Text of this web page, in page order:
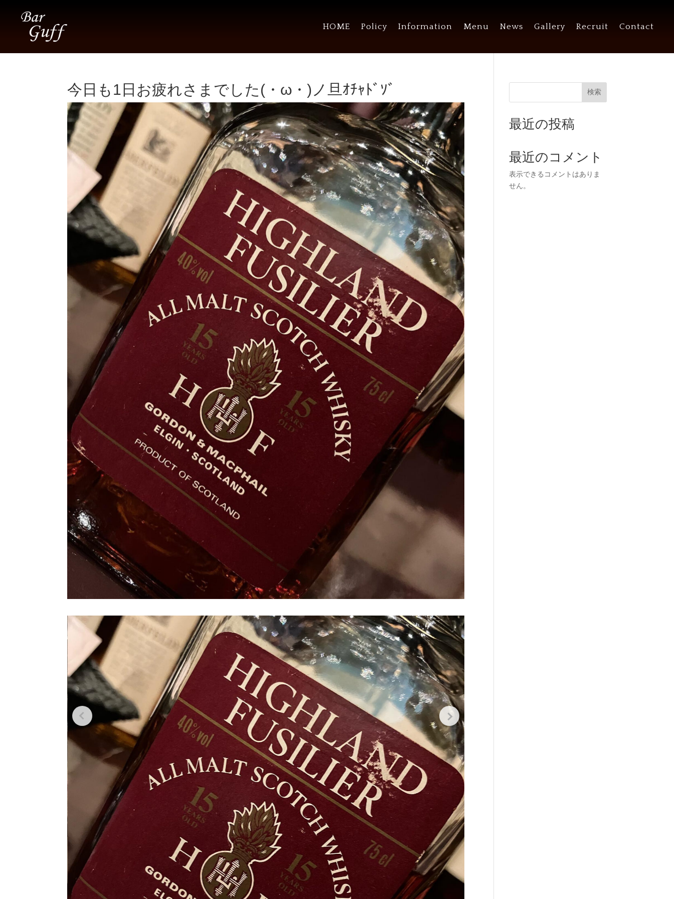
HOME Policy Information Menu News Gallery Recruit Contact
今日も1日お疲れさまでした(・ω・)ノ旦ｵﾁｬﾄﾞｿﾞ 検索
最近の投稿
最近のコメント
表示できるコメントはありま
せん。